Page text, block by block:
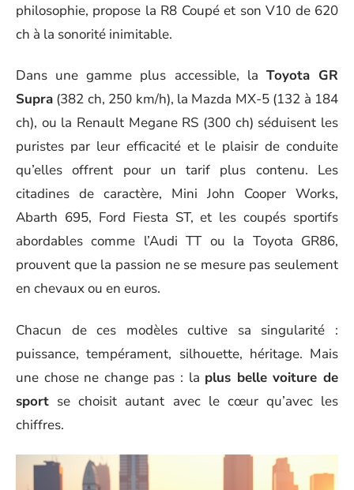
philosophie, propose la R8 Coupé et son V10 de 620
ch à la sonorité inimitable.
Dans une gamme plus accessible, la Toyota GR
Supra (382 ch, 250 km/h), la Mazda MX-5 (132 à 184
ch), ou la Renault Megane RS (300 ch) séduisent les
puristes par leur efficacité et le plaisir de conduite
qu’elles offrent pour un tarif plus contenu. Les
citadines de caractère, Mini John Cooper Works,
Abarth 695, Ford Fiesta ST, et les coupés sportifs
abordables comme l’Audi TT ou la Toyota GR86,
prouvent que la passion ne se mesure pas seulement
en chevaux ou en euros.
Chacun de ces modèles cultive sa singularité :
puissance, tempérament, silhouette, héritage. Mais
une chose ne change pas : la plus belle voiture de
sport se choisit autant avec le cœur qu’avec les
chiffres.